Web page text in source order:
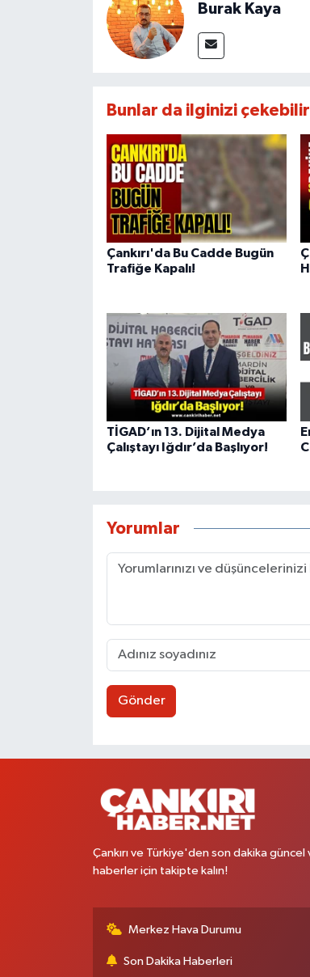
Burak Kaya
Bunlar da ilginizi çekebilir
Çankırı'da Bu Cadde Bugün
Trafiğe Kapalı!
TİGAD’ın 13. Dijital Medya
Çalıştayı Iğdır’da Başlıyor!
Yorumlar
Gönder
Çankırı ve Türkiye'den son dakika güncel
haberler için takipte kalın!
Merkez Hava Durumu
Son Dakika Haberleri